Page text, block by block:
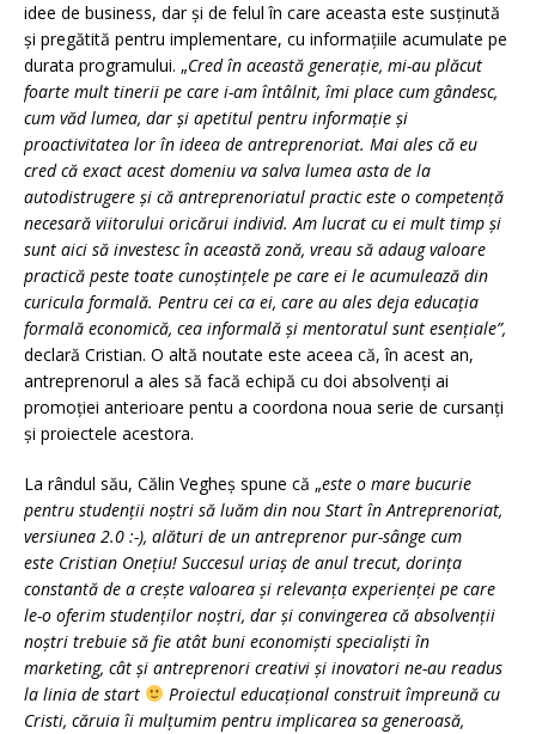
idee de business, dar și de felul în care aceasta este susținută
și pregătită pentru implementare, cu informațiile acumulate pe
durata programului. „Cred în această generație, mi-au plăcut
foarte mult tinerii pe care i-am întâlnit, îmi place cum gândesc,
cum văd lumea, dar și apetitul pentru informație și
proactivitatea lor în ideea de antreprenoriat. Mai ales că eu
cred că exact acest domeniu va salva lumea asta de la
autodistrugere și că antreprenoriatul practic este o competență
necesară viitorului oricărui individ. Am lucrat cu ei mult timp și
sunt aici să investesc în această zonă, vreau să adaug valoare
practică peste toate cunoștințele pe care ei le acumulează din
curicula formală. Pentru cei ca ei, care au ales deja educația
formală economică, cea informală și mentoratul sunt esențiale”,
declară Cristian. O altă noutate este aceea că, în acest an,
antreprenorul a ales să facă echipă cu doi absolvenți ai
promoției anterioare pentu a coordona noua serie de cursanți
și proiectele acestora.
La rândul său, Călin Vegheș spune că „este o mare bucurie
pentru studenții noștri să luăm din nou Start în Antreprenoriat,
versiunea 2.0 :-), alături de un antreprenor pur-sânge cum
este Cristian Onețiu! Succesul uriaș de anul trecut, dorința
constantă de a crește valoarea și relevanța experienței pe care
le-o oferim studenților noștri, dar și convingerea că absolvenții
noștri trebuie să fie atât buni economiști specialiști în
marketing, cât și antreprenori creativi și inovatori ne-au readus
la linia de start
Proiectul educațional construit împreună cu
Cristi, căruia îi mulțumim pentru implicarea sa generoasă,